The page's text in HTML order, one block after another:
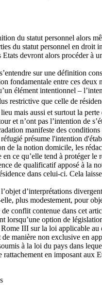
du statut personnel alors
du statut personnel en droit
devront alors procéder
sur une définition
fondamentale entre ces
élément intentionnel –
restrictive que celle de
mais aussi et surtout la perte
et n’ont pas l’intention de
manifeste des
présume l'intention
de la notion domicile, les
ce qu’elle tend à protéger
de qualificatif apposé à la
dans celui-ci. Cela
d’interprétations
plus modestement, pour
conflit contenue dans cet
lorsqu’une option de
III sur la loi applicable
manière non exclusive en
à la loi du pays dans
en imposant aux